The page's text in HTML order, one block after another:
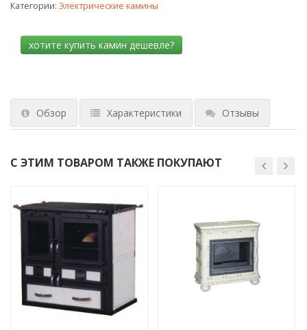
Категории: Электрические камины
Обзор Характеристики Отзывы
С ЭТИМ ТОВАРОМ ТАКЖЕ ПОКУПАЮТ